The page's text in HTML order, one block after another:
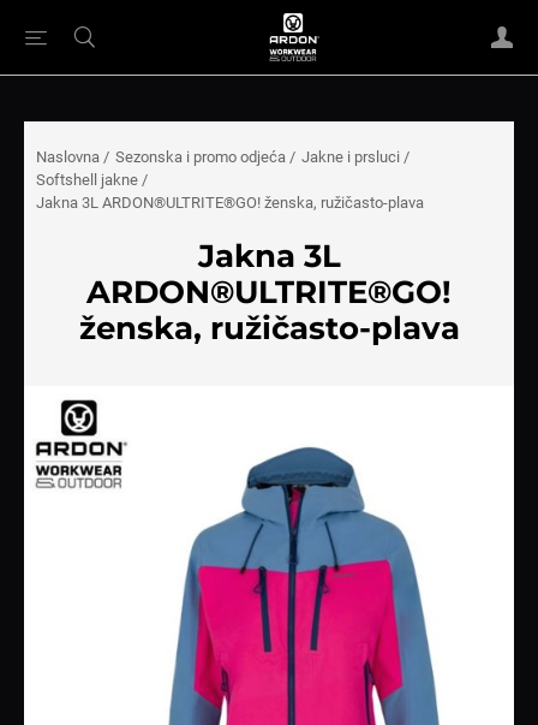
Naslovna / Sezonska i promo odjeća / Jakne i prsluci /
Softshell jakne /
Jakna 3L ARDON®ULTRITE®GO! ženska, ružičasto-plava
Jakna 3L
ARDON®ULTRITE®GO!
ženska, ružičasto-plava